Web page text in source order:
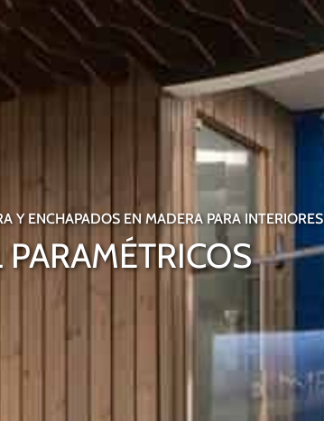
Y ENCHAPADOS EN MADERA PARA INTERIORES